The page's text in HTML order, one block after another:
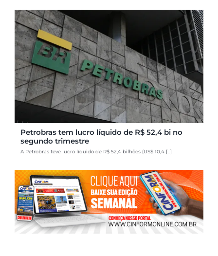
Petrobras tem lucro líquido de R$ 52,4 bi no
segundo trimestre
A Petrobras teve lucro líquido de R$ 52,4 bilhões (US$ 10,4 [...]